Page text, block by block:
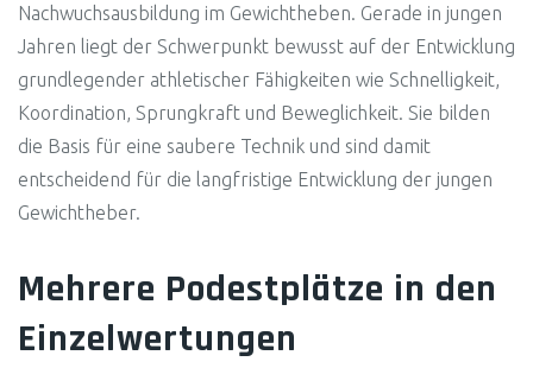
Nachwuchsausbildung im Gewichtheben. Gerade in jungen
Jahren liegt der Schwerpunkt bewusst auf der Entwicklung
grundlegender athletischer Fähigkeiten wie Schnelligkeit,
Koordination, Sprungkraft und Beweglichkeit. Sie bilden
die Basis für eine saubere Technik und sind damit
entscheidend für die langfristige Entwicklung der jungen
Gewichtheber.
Mehrere Podestplätze in den
Einzelwertungen